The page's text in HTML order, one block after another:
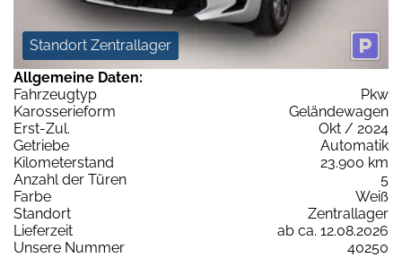
Standort Zentrallager
Allgemeine Daten:
Fahrzeugtyp
Pkw
Karosserieform
Geländewagen
Erst-Zul.
Okt / 2024
Getriebe
Automatik
Kilometerstand
23.900 km
Anzahl der Türen
5
Farbe
Weiß
Standort
Zentrallager
Lieferzeit
ab ca. 12.08.2026
Unsere Nummer
40250